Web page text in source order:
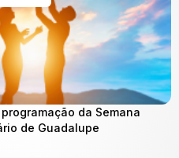
da Semana
de Guadalupe